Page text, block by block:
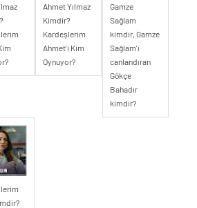
Ahmet Yılmaz
Kimdir?
Kardeşlerim
Ahmet'i Kim
Oynuyor?
Gamze
Sağlam
kimdir, Gamze
Sağlam'ı
canlandıran
Gökçe
Bahadır
kimdir?